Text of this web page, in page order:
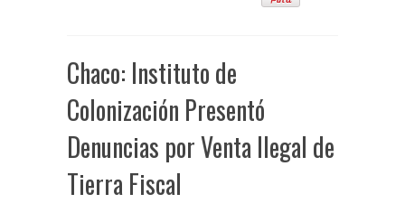
Chaco: Instituto de
Colonización Presentó
Denuncias por Venta Ilegal de
Tierra Fiscal